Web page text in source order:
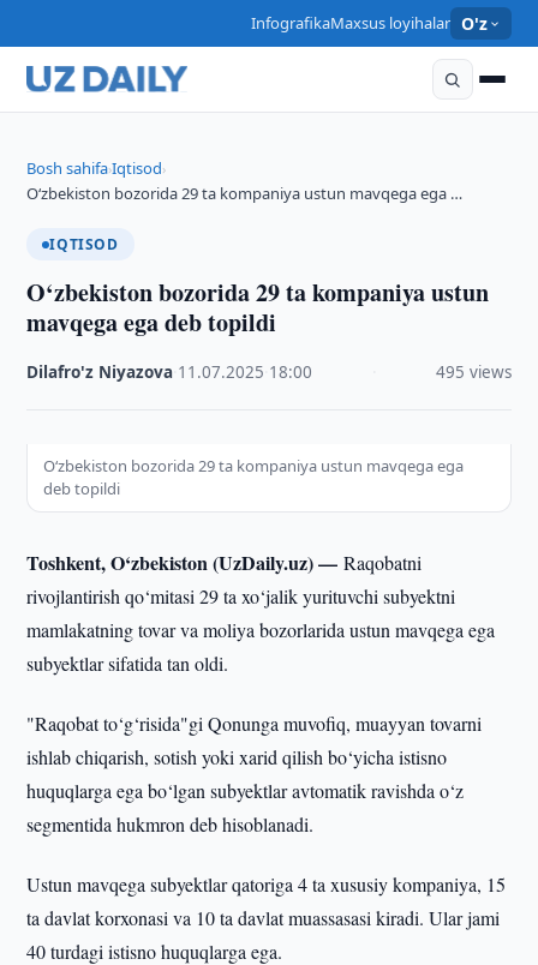
InfografikaMaxsus loyihalar O'z
Bosh sahifa›Iqtisod›
O‘zbekiston bozorida 29 ta kompaniya ustun mavqega ega …
IQTISOD
O‘zbekiston bozorida 29 ta kompaniya ustun
mavqega ega deb topildi
Dilafro'z Niyazova 11.07.2025 18:00 495 views
O‘zbekiston bozorida 29 ta kompaniya ustun mavqega ega
deb topildi
Toshkent, O‘zbekiston (UzDaily.uz) —Raqobatni
rivojlantirish qo‘mitasi 29 ta xo‘jalik yurituvchi subyektni
mamlakatning tovar va moliya bozorlarida ustun mavqega ega
subyektlar sifatida tan oldi.
"Raqobat to‘g‘risida"gi Qonunga muvofiq, muayyan tovarni
ishlab chiqarish, sotish yoki xarid qilish bo‘yicha istisno
huquqlarga ega bo‘lgan subyektlar avtomatik ravishda o‘z
segmentida hukmron deb hisoblanadi.
Ustun mavqega subyektlar qatoriga 4 ta xususiy kompaniya, 15
ta davlat korxonasi va 10 ta davlat muassasasi kiradi. Ular jami
40 turdagi istisno huquqlarga ega.